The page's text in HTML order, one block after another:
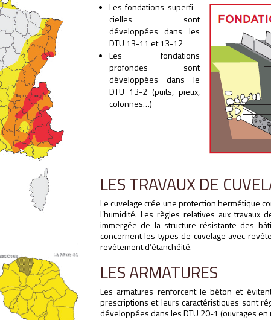
Les fondations superfi -
cielles sont
développées dans les
DTU 13-11 et 13-12
Les fondations
profondes sont
développées dans le
DTU 13-2 (puits, pieux,
colonnes…)
LES TRAVAUX DE
Le cuvelage crée une protection hermétique
l’humidité. Les règles relatives aux travaux
immergée de la structure résistante des
concernent les types de cuvelage avec
revêtement d’étanchéité.
LES ARMATURES
Les armatures renforcent le béton et
prescriptions et leurs caractéristiques sont
développées dans les DTU 20-1 (ouvrages